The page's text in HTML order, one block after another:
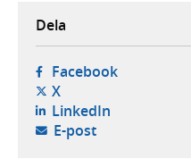
Dela
Facebook- öppnas i
X- öppnas i ny flik,
LinkedIn- öppnas i
E-post- öppnar din